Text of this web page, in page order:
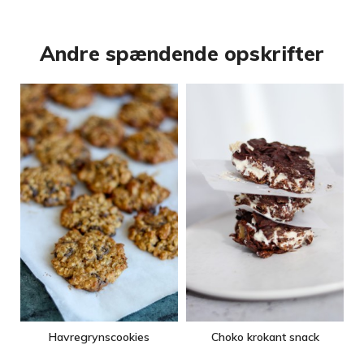
Andre spændende opskrifter
Havregrynscookies Choko krokant snack